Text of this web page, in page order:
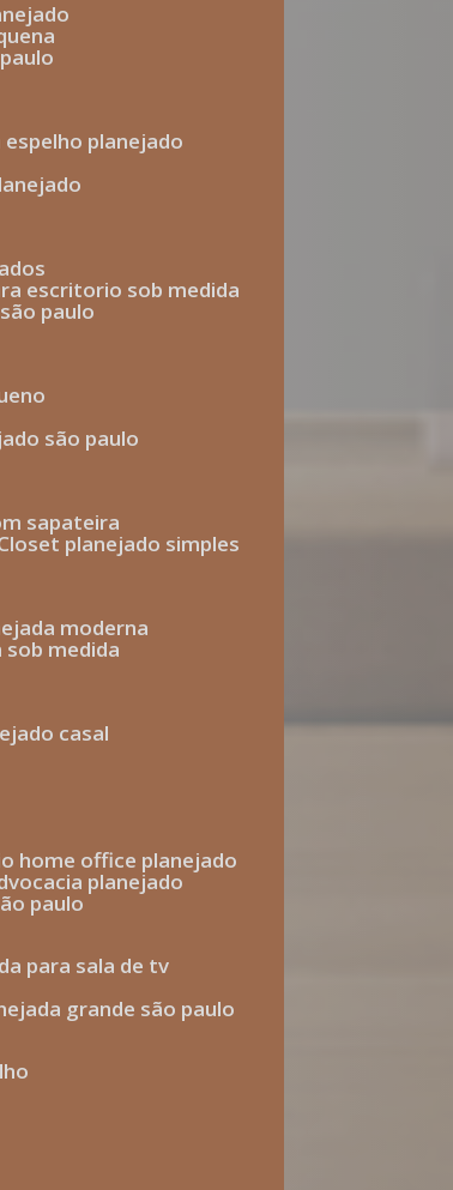
espelho planejado
escritorio sob medida
paulo
são paulo
sapateira
closet planejado simples
moderna
sob medida
casal
home office planejado
planejado
paulo
para sala de tv
grande são paulo